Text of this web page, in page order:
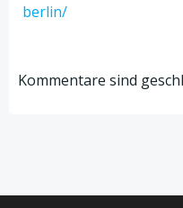
berlin/
Kommentare sind